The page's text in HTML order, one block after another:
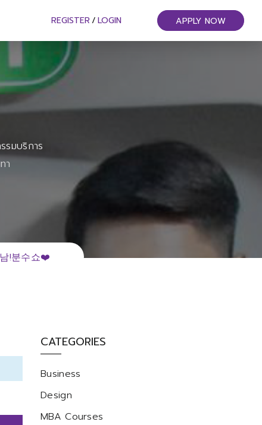
REGISTER / LOGIN APPLY NOW
รมบริการ
า
!분수쇼❤️
CATEGORIES
Business
Design
MBA Courses